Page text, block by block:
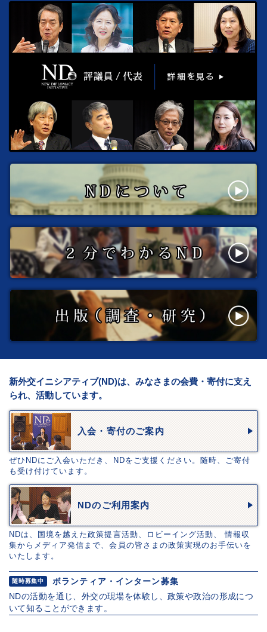
新外交イニシアティブ(ND)は、みなさまの会費・寄付に支え
られ、活動しています。
入会・寄付のご案内
ぜひNDにご入会いただき、NDをご支援ください。随時、ご寄付
も受け付けています。
NDのご利用案内
NDは、国境を越えた政策提言活動、ロビーイング活動、 情報収
集からメディア発信まで、会員の皆さまの政策実現のお手伝いを
いたします。
随時募集中
ボランティア・インターン募集
NDの活動を通じ、外交の現場を体験し、政策や政治の形成につ
いて知ることができます。